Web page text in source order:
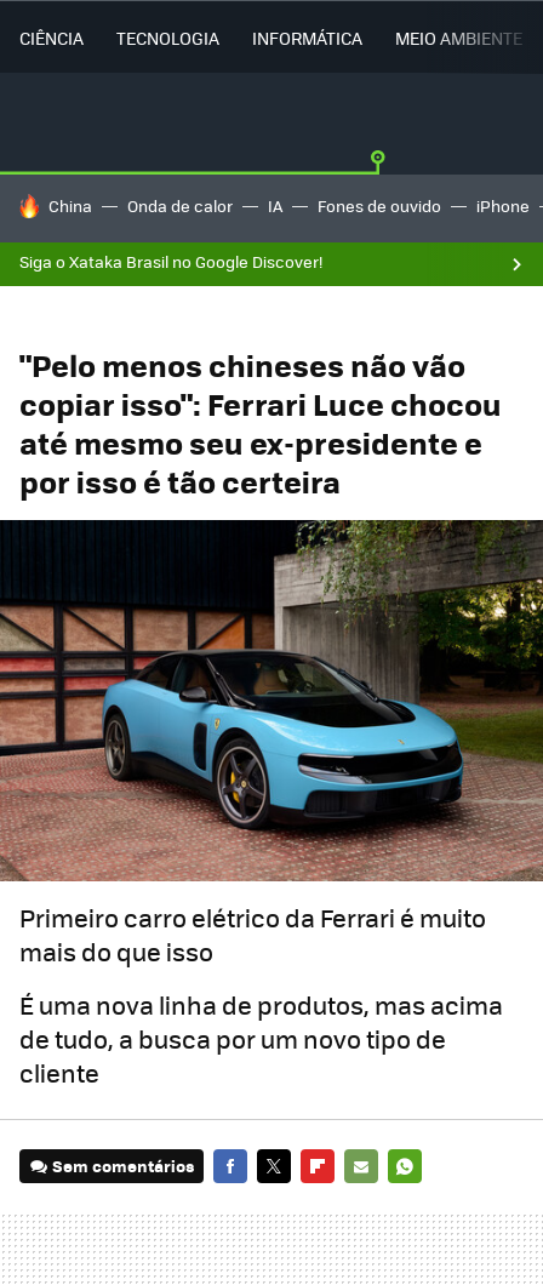
CIÊNCIA TECNOLOGIA INFORMÁTICA MEIO AMBIENTE
TENDÊNCIAS DO DIA
China Onda de calor IA Fones de ouvido iPhone
Siga o Xataka Brasil no Google Discover!
"Pelo menos chineses não vão
copiar isso": Ferrari Luce chocou
até mesmo seu ex-presidente e
por isso é tão certeira
Primeiro carro elétrico da Ferrari é muito
mais do que isso
É uma nova linha de produtos, mas acima
de tudo, a busca por um novo tipo de
cliente
Sem comentários
MAIL